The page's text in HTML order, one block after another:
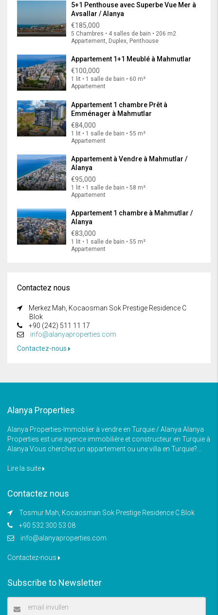
5+1 Penthouse avec Superbe Vue Mer à
Avsallar / Alanya
€185,000
5 Chambres • 4 salles de bain • 206 m2
Appartement, Duplex, Penthouse
Appartement 1+1 Meublé à Mahmutlar
€100,000
1 lit • 1 salle de bain • 60 m²
Appartement
Appartement 1 chambre Prêt à
Emménager à Mahmutlar
€84,000
1 lit • 1 salle de bain • 55 m²
Appartement
Appartement à Vendre à Mahmutlar /
Alanya
€95,000
1 lit • 1 salle de bain • 58 m²
Appartement
Appartement 1 chambre à Mahmutlar /
Alanya
€83,000
1 lit • 1 salle de bain • 55 m²
Appartement
Contactez nous
Merkez Mah, Kocaosman Sok Prestige Residence C
Blok
+90 (242) 511 11 17
info@alanyaproperties.com
Contactez-nous
Alanya Properties
Alanya Properties-Immoblier à vendre en Turquie / Alanya Alanya
Properties est une agence immobilière et constructeur en Turquie à
Alanya Vous cherchez un appartement ou une villa en Turquie?...
Lire la suite
Contactez nous
Tosmur Mah, Kocaosman Sok Prestige Residence C Blok
+90 532 300 53 08
info@alanyaproperties.com
Contactez-nous
Subscribe to Newsletter